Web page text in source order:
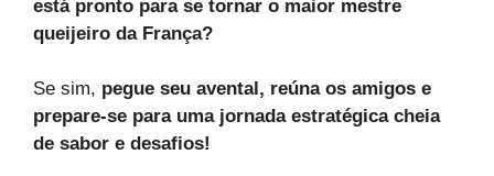
está pronto para se tornar o maior mestre
queijeiro da França?
Se sim, pegue seu avental, reúna os amigos e
prepare-se para uma jornada estratégica cheia
de sabor e desafios!